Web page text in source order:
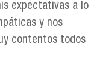
expectativas a lo
y nos
contentos todos